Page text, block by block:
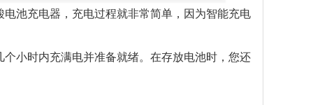
池充电器，充电过程就非常简单，因为智能充电
小时内充满电并准备就绪。在存放电池时，您还